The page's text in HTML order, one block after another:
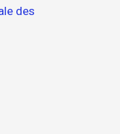
des